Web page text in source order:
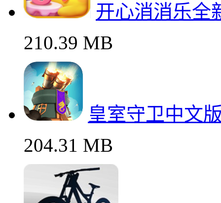
开心消消乐全
210.39 MB
皇室守卫中文
204.31 MB